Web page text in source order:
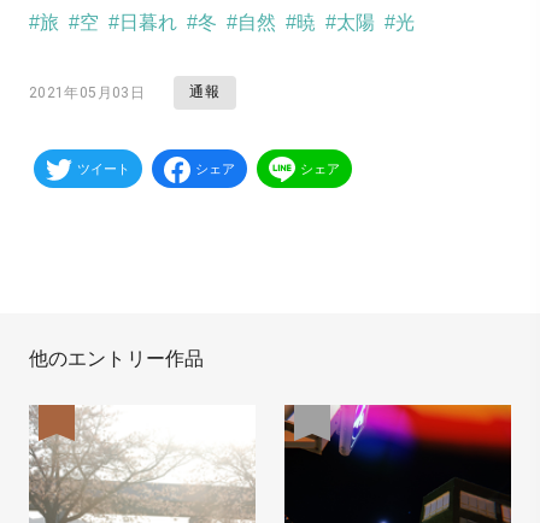
#旅 #空 #日暮れ #冬 #自然 #暁 #太陽 #光
2021年05月03日 通報
ツイート シェア シェア
他のエントリー作品